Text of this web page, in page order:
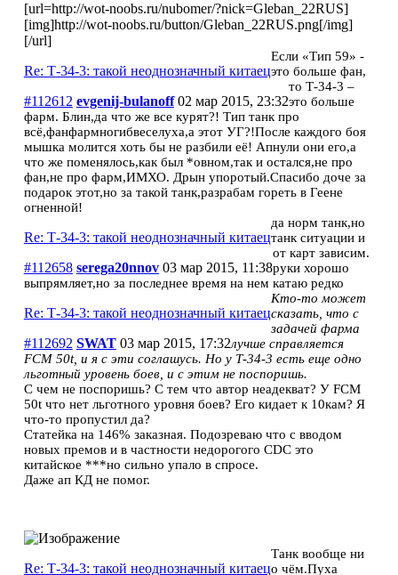
[url=http://wot-noobs.ru/nubomer/?nick=Gleban_22RUS]
[img]http://wot-noobs.ru/button/Gleban_22RUS.png[/img]
[/url]
Re: Т-34-3: такой неоднозначный китаец
#112612 evgenij-bulanoff 02 мар 2015, 23:32
Если «Тип 59» -
это больше фан,
то Т-34-3 –
это больше
фарм. Блин,да что же все курят?! Тип танк про
всё,фанфармногибвеселуха,а этот УГ?!После каждого боя
мышка молится хоть бы не разбили её! Апнули они его,а
что же поменялось,как был *овном,так и остался,не про
фан,не про фарм,ИМХО. Дрын упоротый.Спасибо доче за
подарок этот,но за такой танк,разрабам гореть в Геене
огненной!
Re: Т-34-3: такой неоднозначный китаец
#112658 serega20nnov 03 мар 2015, 11:38
да норм танк,но
танк ситуации и
от карт зависим.
руки хорошо
выпрямляет,но за последнее время на нем катаю редко
Re: Т-34-3: такой неоднозначный китаец
#112692 SWAT 03 мар 2015, 17:32
Кто-то может
сказать, что с
задачей фарма
лучше справляется
FCM 50t, и я с эти соглашусь. Но у Т-34-3 есть еще одно
льготный уровень боев, и с этим не поспоришь.
С чем не поспоришь? С тем что автор неадекват? У FCM
50t что нет льготного уровня боев? Его кидает к 10кам? Я
что-то пропустил да?
Статейка на 146% заказная. Подозреваю что с вводом
новых премов и в частности недорогого CDC это
китайское ***но сильно упало в спросе.
Даже ап КД не помог.
Re: Т-34-3: такой неоднозначный китаец
Танк вообще ни
о чём.Пуха